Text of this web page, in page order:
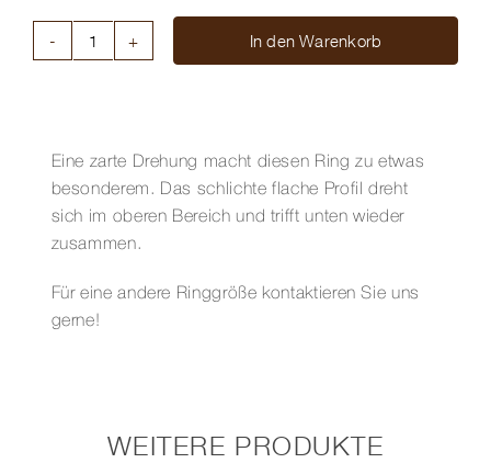
In den Warenkorb
Eine zarte Drehung macht diesen Ring zu etwas
besonderem. Das schlichte flache Profil dreht
sich im oberen Bereich und trifft unten wieder
zusammen.
Für eine andere Ringgröße kontaktieren Sie uns
gerne!
WEITERE PRODUKTE